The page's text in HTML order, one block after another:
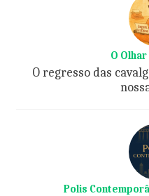
O
O regresso das
Polis